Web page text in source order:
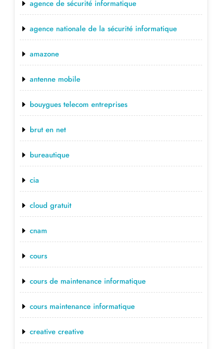
agence de sécurité informatique
agence nationale de la sécurité informatique
amazone
antenne mobile
bouygues telecom entreprises
brut en net
bureautique
cia
cloud gratuit
cnam
cours
cours de maintenance informatique
cours maintenance informatique
creative creative